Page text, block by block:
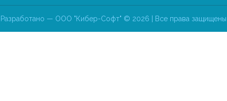
Разработано — ООО "Кибер-Софт" © 2026 | Все права защищены